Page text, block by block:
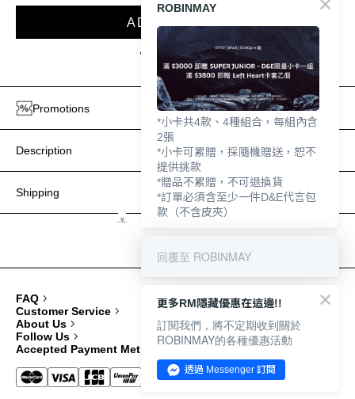
ADD TO CART
Add to Wishlist
Promotions
Description
Shipping
FAQ
Customer Service
About Us
Follow Us
Accepted Payment Methods
ROBINMAY
*小卡共4款、4種組合，每組內含
2張
*小卡可累贈，採隨機贈送，恕不
提供挑款
*贈品不累贈，不可退換貨
*訂單必須含至少一件D&E代言包
款（不含皮夾）
回覆至 ROBINMAY
更多RM隱藏優惠在這邊!!
訂閱我們，將不定期收到關於
ROBINMAY的各種優惠活動
透過 Messenger 訂閱